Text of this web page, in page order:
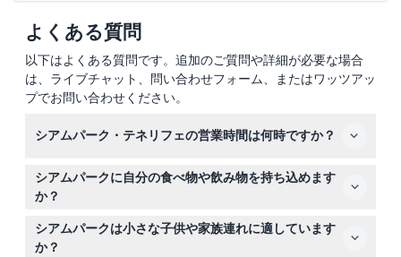
よくある質問
以下はよくある質問です。追加のご質問や詳細が必要な場合
は、ライブチャット、問い合わせフォーム、またはワッツアッ
プでお問い合わせください。
シアムパーク・テネリフェの営業時間は何時ですか？
シアムパークは年中無休で毎日午前10時から午後5時まで
営業しています。（変更の可能性がありますので、ご予約
時にご確認ください）
シアムパークに自分の食べ物や飲み物を持ち込めます
か？
公園には水とベビーフードのみ持ち込めます。他の飲食物
は現地でご購入ください。
シアムパークは小さな子供や家族連れに適しています
か？